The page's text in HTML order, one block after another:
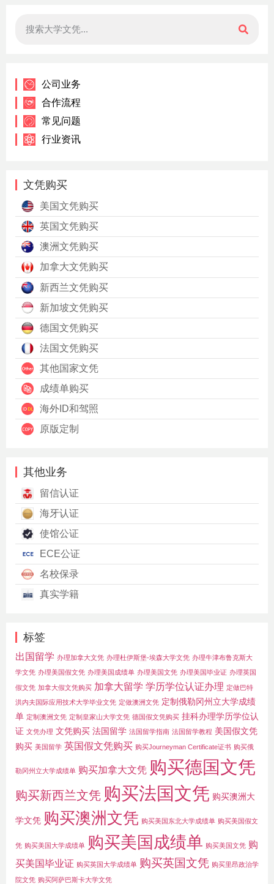
公司业务
合作流程
常见问题
行业资讯
文凭购买
美国文凭购买
英国文凭购买
澳洲文凭购买
加拿大文凭购买
新西兰文凭购买
新加坡文凭购买
德国文凭购买
法国文凭购买
其他国家文凭
成绩单购买
海外ID和驾照
原版定制
其他业务
留信认证
海牙认证
使馆公证
ECE公证
名校保录
真实学籍
标签
出国留学 办理加拿大文凭 办理杜伊斯堡-埃森大学文凭 办理牛津布鲁克斯大
学文凭 办理美国假文凭 办理美国成绩单 办理美国文凭 办理美国毕业证 办理英国
假文凭 加拿大假文凭购买 加拿大留学 学历学位认证办理 定做巴特
洪内夫国际应用技术大学毕业文凭 定做澳洲文凭 定制俄勒冈州立大学成绩
单 定制澳洲文凭 定制皇家山大学文凭 德国假文凭购买 挂科办理学历学位认
证 文凭办理 文凭购买 法国留学 法国留学指南 法国留学教程 美国假文凭
购买 美国留学 英国假文凭购买 购买Journeyman Certificate证书 购买俄
勒冈州立大学成绩单 购买加拿大文凭 购买德国文凭
购买新西兰文凭 购买法国文凭 购买澳洲大
学文凭 购买澳洲文凭 购买美国东北大学成绩单 购买美国假文
凭 购买美国大学成绩单 购买美国成绩单 购买美国文凭 购
买美国毕业证 购买英国大学成绩单 购买英国文凭 购买里昂政治学
院文凭 购买阿萨巴斯卡大学文凭